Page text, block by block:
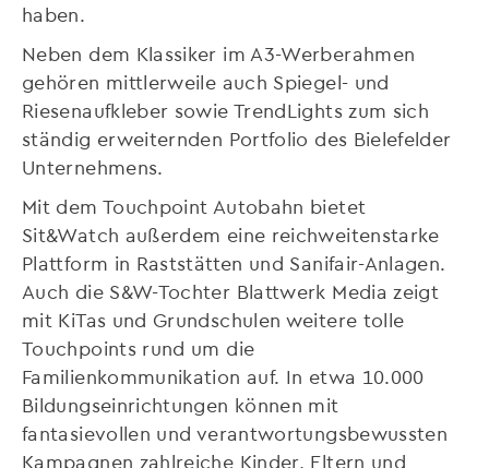
haben.
Neben dem Klassiker im A3-Werberahmen
gehören mittlerweile auch Spiegel- und
Riesenaufkleber sowie TrendLights zum sich
ständig erweiternden Portfolio des Bielefelder
Unternehmens.
Mit dem Touchpoint Autobahn bietet
Sit&Watch außerdem eine reichweitenstarke
Plattform in Raststätten und Sanifair-Anlagen.
Auch die S&W-Tochter Blattwerk Media zeigt
mit KiTas und Grundschulen weitere tolle
Touchpoints rund um die
Familienkommunikation auf. In etwa 10.000
Bildungseinrichtungen können mit
fantasievollen und verantwortungsbewussten
Kampagnen zahlreiche Kinder, Eltern und